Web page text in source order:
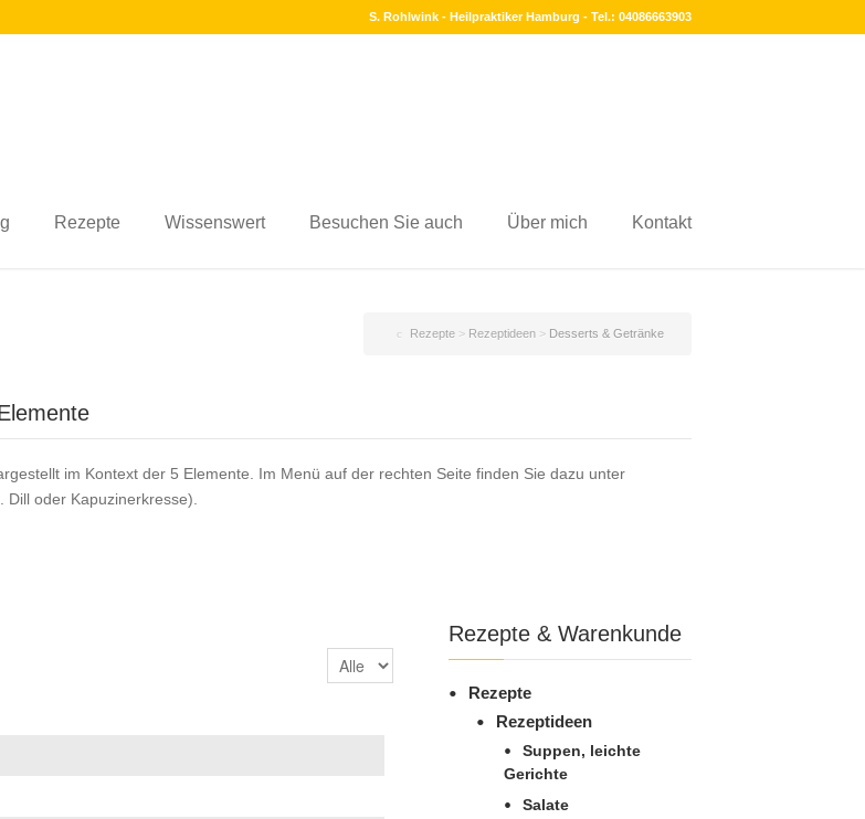
S. Rohlwink - Heilpraktiker Hamburg - Tel.: 04086663903
Rezepte Wissenswert Besuchen Sie auch Über mich Kontakt
Rezepte > Rezeptideen > Desserts & Getränke
im Kontext der 5 Elemente. Im Menü auf der rechten Seite finden Sie dazu unter
oder Kapuzinerkresse).
Rezepte & Warenkunde
Rezepte
Rezeptideen
Suppen, leichte
Gerichte
Salate